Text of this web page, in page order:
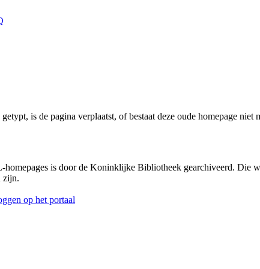
is de pagina verplaatst, of bestaat deze oude homepage niet
is door de Koninklijke Bibliotheek gearchiveerd. Die
zijn.
op het portaal